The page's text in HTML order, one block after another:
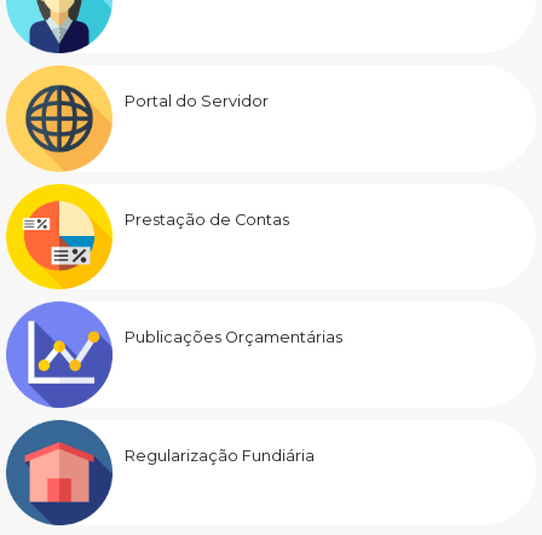
Portal do Servidor
Prestação de Contas
Publicações Orçamentárias
Regularização Fundiária